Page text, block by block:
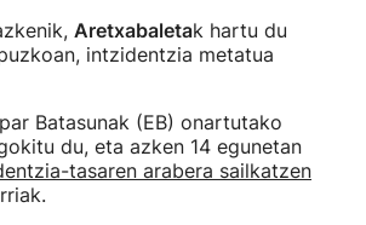
Aretxabaletak hartu du
intzidentzia metatua
Batasunak (EB) onartutako
du, eta azken 14 egunetan
tasaren arabera sailkatzen